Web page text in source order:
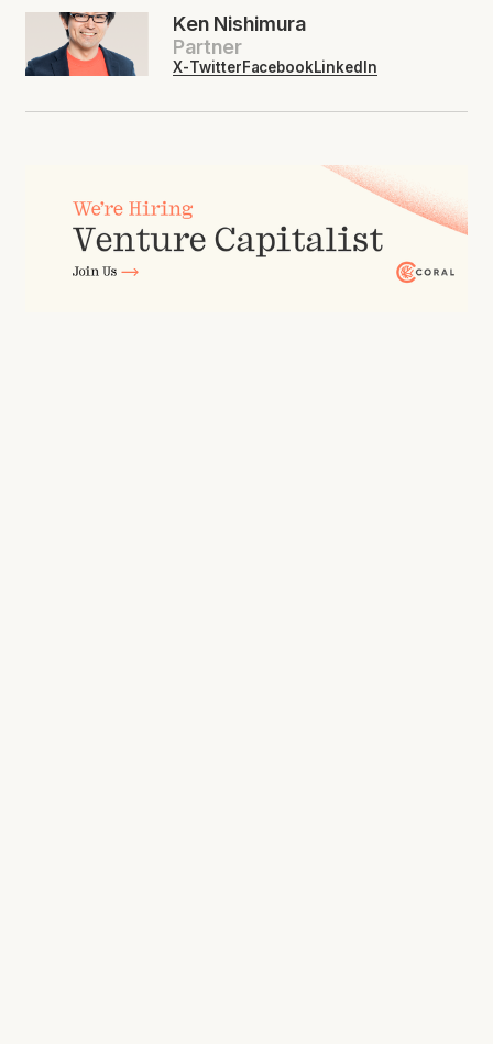
Ken Nishimura
Partner
X-TwitterFacebookLinkedIn